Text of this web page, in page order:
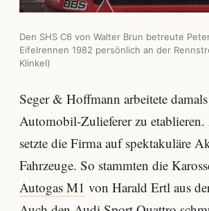
Den SHS C6 von Walter Brun betreute
Eifelrennen 1982 persönlich an der
Klinkel)
Seger & Hoffmann arbeitete
Automobil-Zulieferer zu
setzte die Firma auf spektakuläre
Fahrzeuge. So stammten die
Autogas M1 von Harald Ertl aus